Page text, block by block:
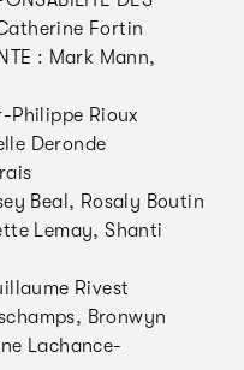
Catherine Fortin
: Mark Mann,
Philippe Rioux
Deronde
Beal, Rosaly Boutin
Lemay, Shanti
Rivest
Bronwyn
Lachance-